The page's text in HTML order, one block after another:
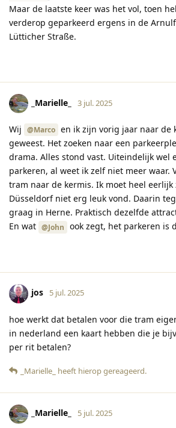
Maar de laatste keer was het vol, toen
verderop geparkeerd ergens in de
Lütticher Straße.
_Marielle_ 3 jul. 2025
Wij @Marco en ik zijn vorig jaar naar de
geweest. Het zoeken naar een
drama. Alles stond vast. Uiteindelijk wel
parkeren, al weet ik zelf niet meer waar.
tram naar de kermis. Ik moet heel
Düsseldorf niet erg leuk vond. Daarin
graag in Herne. Praktisch dezelfde
En wat @John ook zegt, het parkeren is
jos 5 jul. 2025
hoe werkt dat betalen voor die tram
in nederland een kaart hebben die je
per rit betalen?
_Marielle_ heeft hierop gereageerd.
_Marielle_ 5 jul. 2025